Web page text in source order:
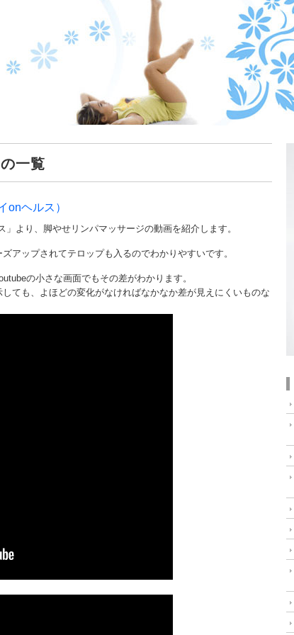
一覧
onヘルス）
より、脚やせリンパマッサージの動画を紹介します。
アップされてテロップも入るのでわかりやすいです。
の小さな画面でもその差がわかります。
ても、よほどの変化がなければなかなか差が見えにくいものな